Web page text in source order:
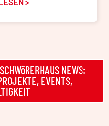
NEWS:
EVENTS,